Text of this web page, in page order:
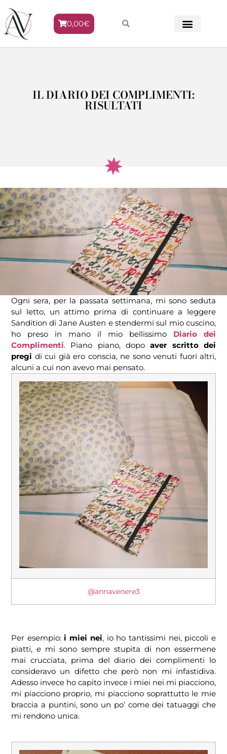
0,00€
IL DIARIO DEI COMPLIMENTI:
RISULTATI
Ogni sera, per la passata settimana, mi sono seduta
sul letto, un attimo prima di continuare a leggere
Sandition di Jane Austen e stendermi sul mio cuscino,
ho preso in mano il mio bellissimo Diario dei
Complimenti. Piano piano, dopoaver scritto dei
pregi di cui già ero conscia, ne sono venuti fuori altri,
alcuni a cui non avevo mai pensato.
@annavenere3
Per esempio:i miei nei, io ho tantissimi nei, piccoli e
piatti, e mi sono sempre stupita di non essermene
mai crucciata, prima del diario dei complimenti lo
consideravo un difetto che però non mi infastidiva.
Adesso invece ho capito invece i miei nei mi piacciono,
mi piacciono proprio, mi piacciono soprattutto le mie
braccia a puntini, sono un po’ come dei tatuaggi che
mi rendono unica.